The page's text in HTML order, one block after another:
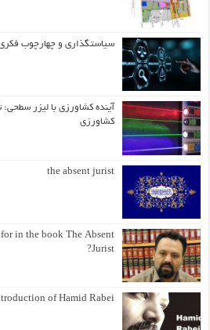
سیاستگذاری و چهارچوب
آینده کشاورزی با لیزر
کشاورزی
the absent jurist
in the book The Absent
Jurist?
of Hamid Rabei